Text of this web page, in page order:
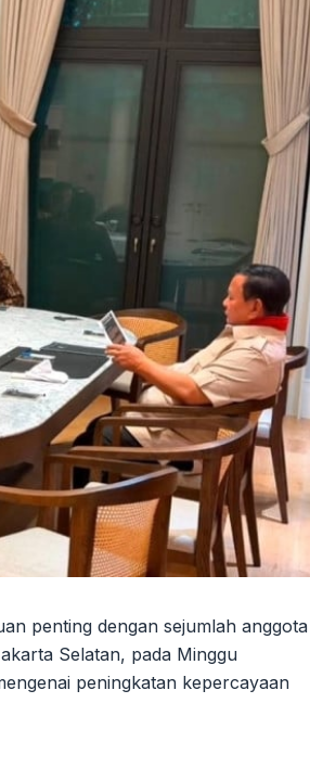
penting dengan sejumlah anggota
Selatan, pada Minggu
peningkatan kepercayaan